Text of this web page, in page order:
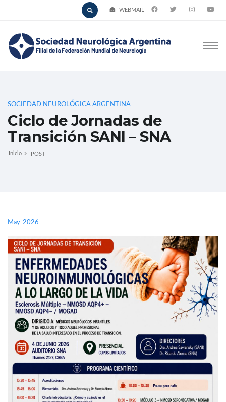
WEBMAIL
SOCIEDAD NEUROLÓGICA ARGENTINA
Ciclo de Jornadas de
Transición SANI – SNA
Inicio POST
May-2026